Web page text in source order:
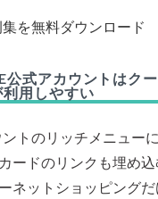
を無料ダウンロード
公式アカウントはク
利用しやすい
トのリッチメニュー
ードのリンクも埋め
ネットショッピングだ